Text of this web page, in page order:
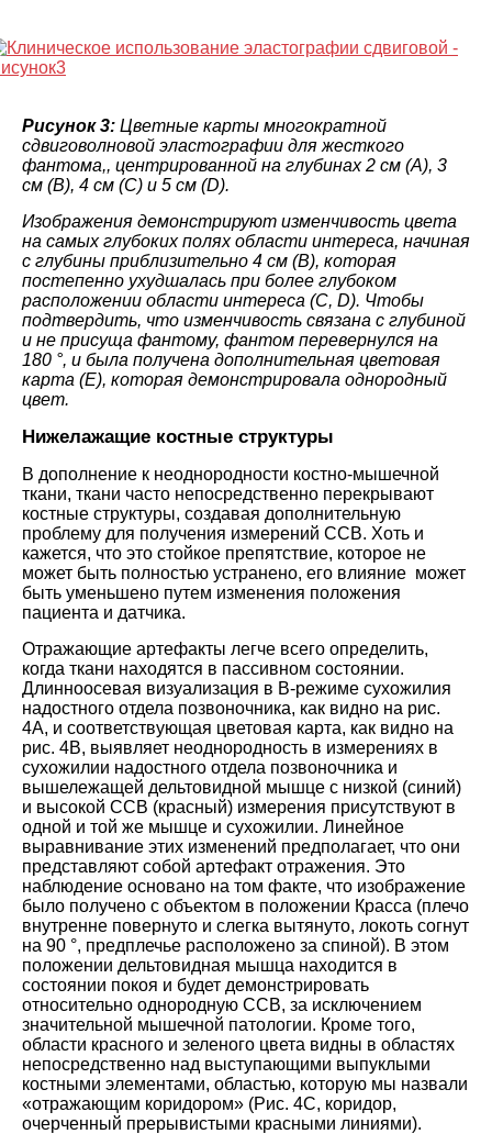
Рисунок 3: Цветные карты многократной
сдвиговолновой эластографии для жесткого
фантома,, центрированной на глубинах 2 см (A), 3
см (B), 4 см (C) и 5 см (D).
Изображения демонстрируют изменчивость цвета
на самых глубоких полях области интереса, начиная
с глубины приблизительно 4 см (B), которая
постепенно ухудшалась при более глубоком
расположении области интереса (C, D). Чтобы
подтвердить, что изменчивость связана с глубиной
и не присуща фантому, фантом перевернулся на
180 °, и была получена дополнительная цветовая
карта (E), которая демонстрировала однородный
цвет.
Нижелажащие костные структуры
В дополнение к неоднородности костно-мышечной
ткани, ткани часто непосредственно перекрывают
костные структуры, создавая дополнительную
проблему для получения измерений ССВ. Хоть и
кажется, что это стойкое препятствие, которое не
может быть полностью устранено, его влияние может
быть уменьшено путем изменения положения
пациента и датчика.
Отражающие артефакты легче всего определить,
когда ткани находятся в пассивном состоянии.
Длинноосевая визуализация в B-режиме сухожилия
надостного отдела позвоночника, как видно на рис.
4А, и соответствующая цветовая карта, как видно на
рис. 4B, выявляет неоднородность в измерениях в
сухожилии надостного отдела позвоночника и
вышележащей дельтовидной мышце с низкой (синий)
и высокой ССВ (красный) измерения присутствуют в
одной и той же мышце и сухожилии. Линейное
выравнивание этих изменений предполагает, что они
представляют собой артефакт отражения. Это
наблюдение основано на том факте, что изображение
было получено с объектом в положении Красса (плечо
внутренне повернуто и слегка вытянуто, локоть согнут
на 90 °, предплечье расположено за спиной). В этом
положении дельтовидная мышца находится в
состоянии покоя и будет демонстрировать
относительно однородную ССВ, за исключением
значительной мышечной патологии. Кроме того,
области красного и зеленого цвета видны в областях
непосредственно над выступающими выпуклыми
костными элементами, областью, которую мы назвали
«отражающим коридором» (Рис. 4C, коридор,
очерченный прерывистыми красными линиями).